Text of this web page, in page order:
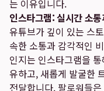
는 이유입니다.
인스타그램: 실시간 소
유튜브가 깊이 있는 스
속한 소통과 감각적인
인지는 인스타그램을
유하고, 새롭게 발굴한
전달합니다. 팔로워들